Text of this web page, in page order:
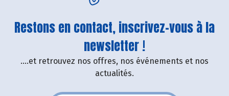
Restons en contact, inscrivez-vous à la
newsletter !
....et retrouvez nos offres, nos événements et nos
actualités.